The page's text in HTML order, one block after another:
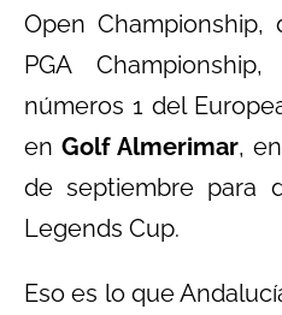
Open
PGA
números 1 del
enGolf Almerimar,
de septiembre para
Legends Cup.
Eso es lo que